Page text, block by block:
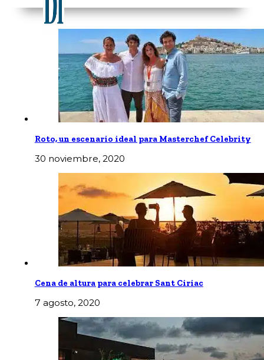
Roto, un escenario ideal para Masterchef Celebrity
30 noviembre, 2020
Cena de altura para celebrar Sant Ciriac
7 agosto, 2020